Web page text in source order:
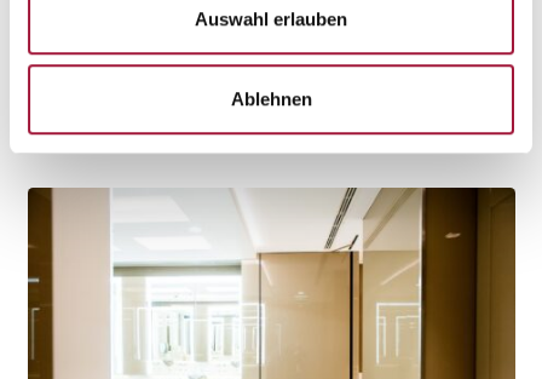
Auswahl erlauben
Ablehnen
Speziell für den Verbrennungsbunker wurde ein diagonales
Falltor mit einer sorgfältig ausgewählten Konstruktion und
Verkleidung entworfen...